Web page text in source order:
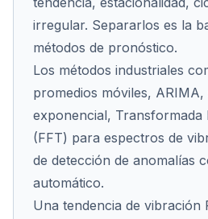
irregular. Separarlos es la
métodos de pronóstico.
Los métodos industriales
promedios móviles, ARIMA,
exponencial, Transformada
(FFT) para espectros de
de detección de anomalías
automático.
Una tendencia de vibración